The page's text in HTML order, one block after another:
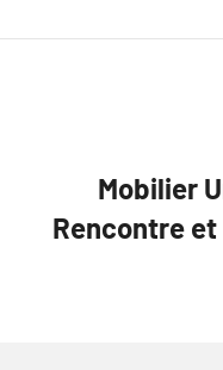
Mobilier
Rencontre